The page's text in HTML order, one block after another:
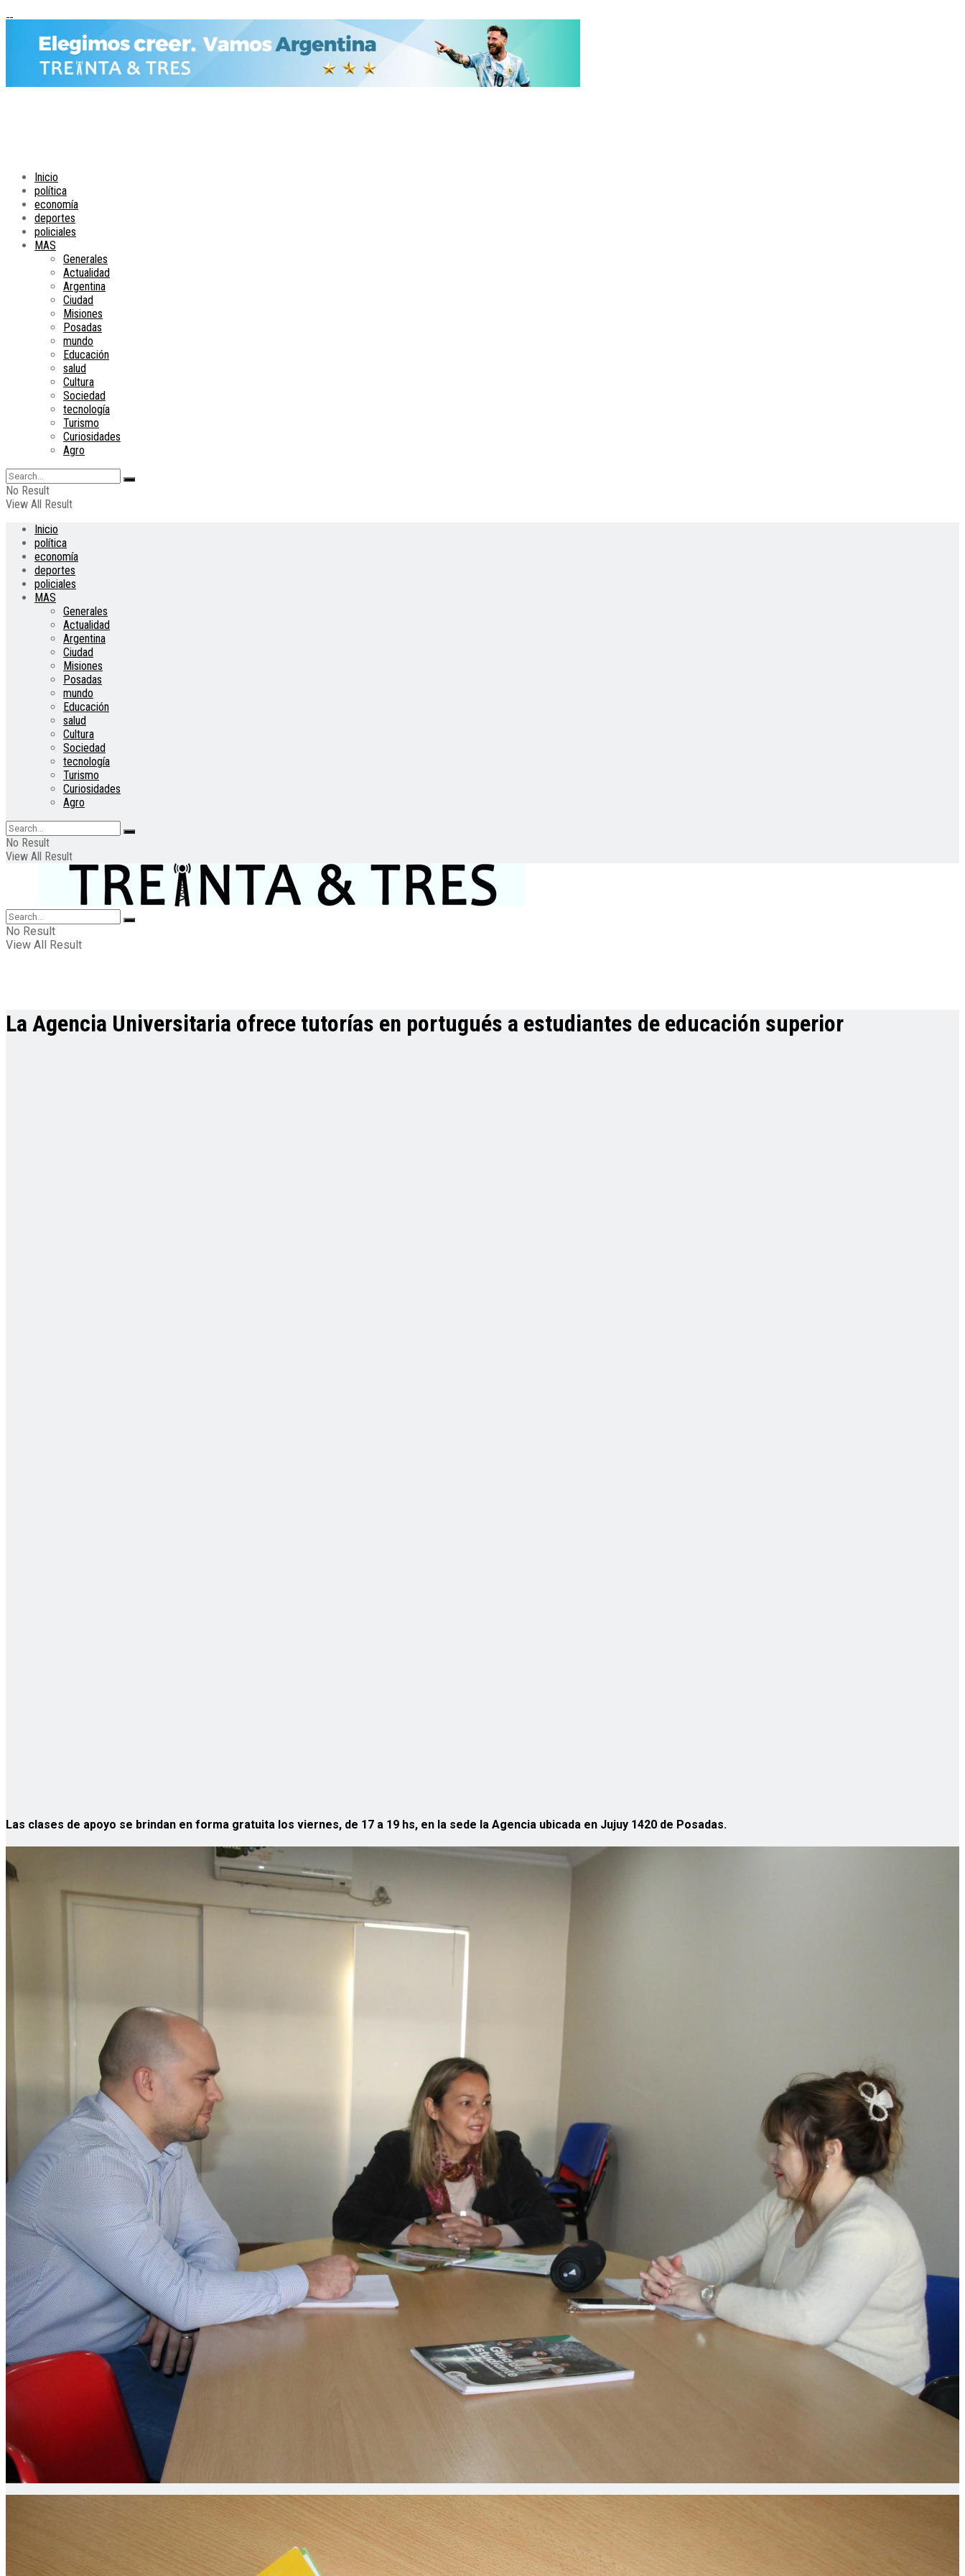
Inicio
política
economía
deportes
policiales
MAS
Generales
Actualidad
Argentina
Ciudad
Misiones
Posadas
mundo
Educación
salud
Cultura
Sociedad
tecnología
Turismo
Curiosidades
Agro
No Result
View All Result
Inicio
política
economía
deportes
policiales
MAS
Generales
Actualidad
Argentina
Ciudad
Misiones
Posadas
mundo
Educación
salud
Cultura
Sociedad
tecnología
Turismo
Curiosidades
Agro
No Result
View All Result
No Result
View All Result
La Agencia Universitaria ofrece tutorías en portugués a estudiantes de educación superior
Las clases de apoyo se brindan en forma gratuita los viernes, de 17 a 19 hs, en la sede la Agencia ubicada en Jujuy 1420 de Posadas.